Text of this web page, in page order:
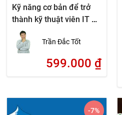
Kỹ năng cơ bản để trở
thành kỹ thuật viên IT –
Ngàn doanh nghiệp cần
Trần Đắc Tốt
599.000 ₫
-7%